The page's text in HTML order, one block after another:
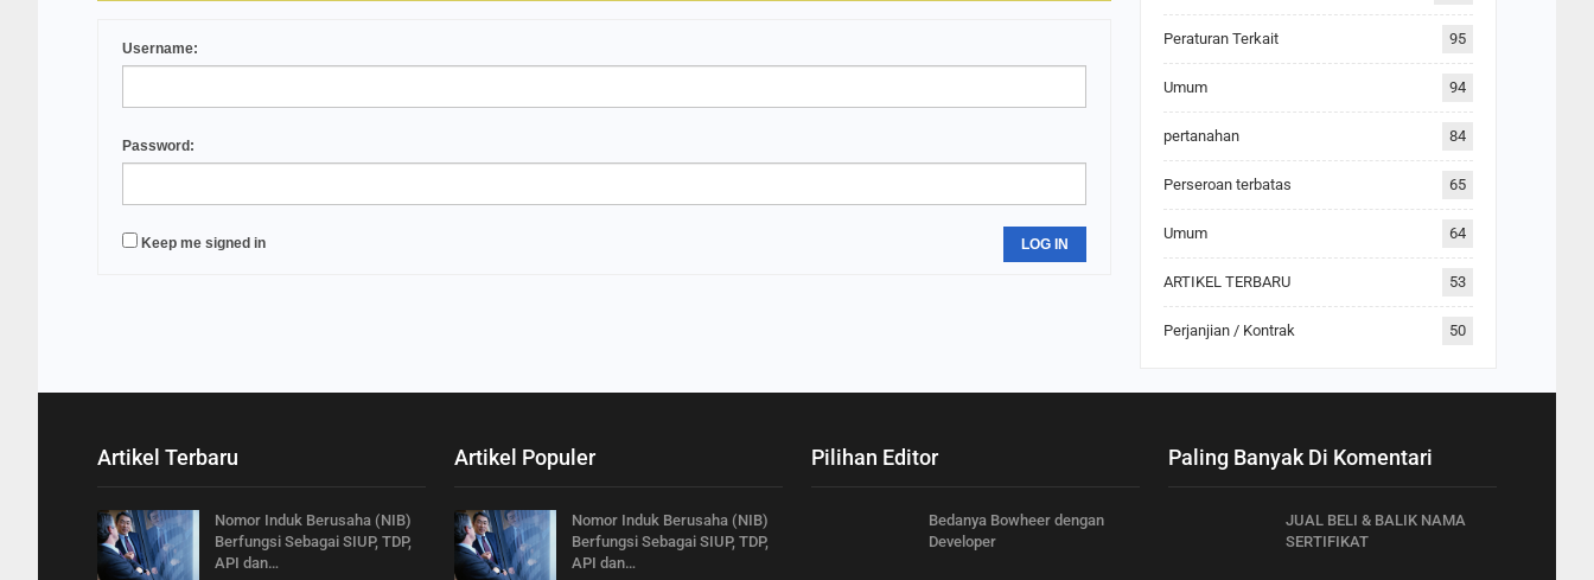
Username:
Password:
Keep me signed in LOG IN
Peraturan Terkait 95
Umum 94
pertanahan 84
Perseroan terbatas 65
Umum 64
ARTIKEL TERBARU 53
Perjanjian / Kontrak 50
Artikel Terbaru
Nomor Induk Berusaha (NIB)
Berfungsi Sebagai SIUP, TDP,
API dan…
Artikel Populer
Nomor Induk Berusaha (NIB)
Berfungsi Sebagai SIUP, TDP,
API dan…
Pilihan Editor
Bedanya Bowheer dengan
Developer
Paling Banyak Di Komentari
JUAL BELI & BALIK NAMA
SERTIFIKAT